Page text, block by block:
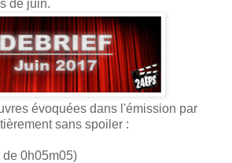
de juin.
évoquées dans l'émission par
sans spoiler :
de 0h05m05)